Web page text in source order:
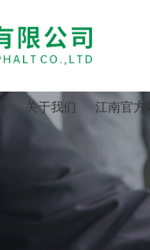
关于我们 江南官方